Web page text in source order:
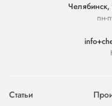
пн-
Статьи